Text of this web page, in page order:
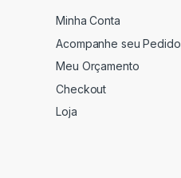
Minha Conta
Acompanhe seu Pedido
Meu Orçamento
Checkout
Loja